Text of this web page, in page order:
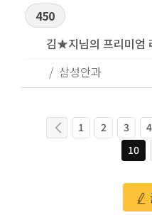
450
김★지님의 프리미엄
삼성안과
1 2 3 4
10